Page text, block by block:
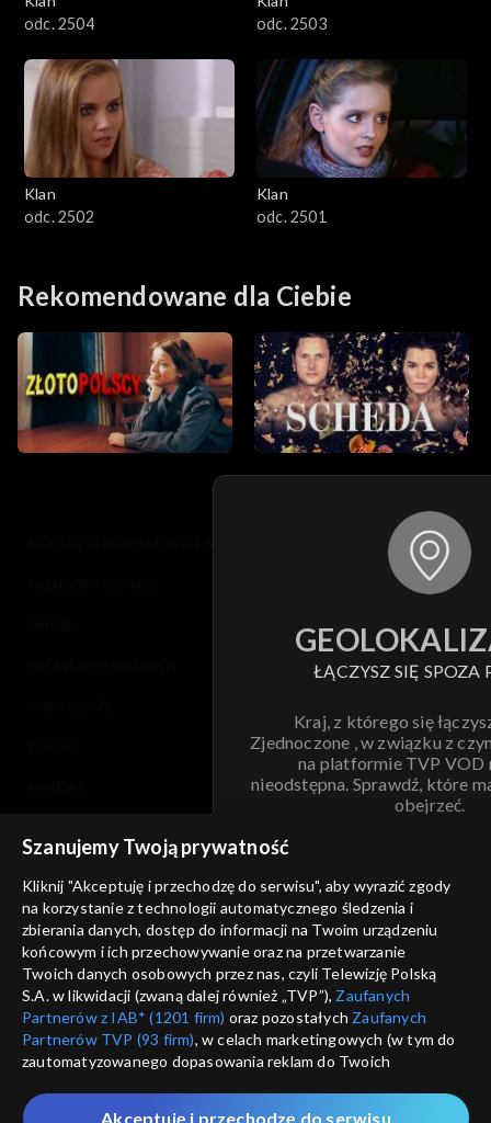
odc. 2504
odc. 2503
Klan
odc. 2502
Klan
odc. 2501
Rekomendowane dla Ciebie
ŁĄCZYSZ SIĘ SPOZA
Kraj, z którego się
Zjednoczone , w związku z
na platformie TVP VOD
nieodstępna. Sprawdź, które
obejrzeć.
ANULUJ
informacje o dostawcy usług
Szanujemy Twoją prywatność
Kliknij "Akceptuję i przechodzę do serwisu", aby wyrazić zgody
na korzystanie z technologii automatycznego śledzenia i
zbierania danych, dostęp do informacji na Twoim urządzeniu
końcowym i ich przechowywanie oraz na przetwarzanie
Twoich danych osobowych przez nas, czyli Telewizję Polską
S.A. w likwidacji (zwaną dalej również „TVP”), Zaufanych
Partnerów z IAB* (1201 firm) oraz pozostałych Zaufanych
Partnerów TVP (93 firm), w celach marketingowych (w tym do
zautomatyzowanego dopasowania reklam do Twoich
które wskazujemy poniżej, a także zgody na udostępnianie
Akceptuję i przechodzę do serwisu